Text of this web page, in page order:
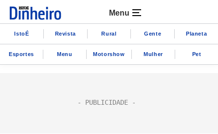
Menu
IstoÉ Revista Rural Gente Planeta
Esportes Menu Motorshow Mulher Pet